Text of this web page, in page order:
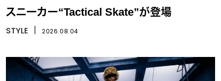
スニーカー“Tactical Skate”が登場
STYLE 2026.08.04